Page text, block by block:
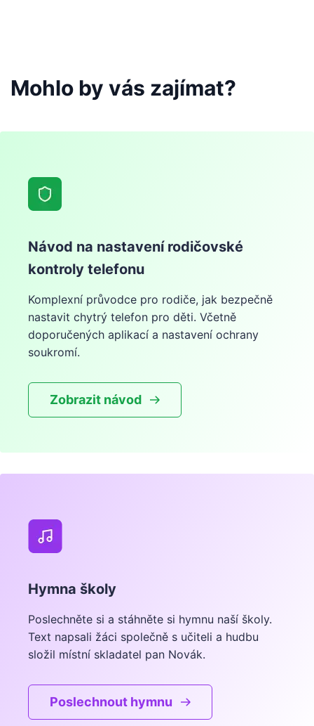
Mohlo by vás zajímat?
Návod na nastavení rodičovské
kontroly telefonu
Komplexní průvodce pro rodiče, jak bezpečně
nastavit chytrý telefon pro děti. Včetně
doporučených aplikací a nastavení ochrany
soukromí.
Zobrazit návod
Hymna školy
Poslechněte si a stáhněte si hymnu naší školy.
Text napsali žáci společně s učiteli a hudbu
složil místní skladatel pan Novák.
Poslechnout hymnu